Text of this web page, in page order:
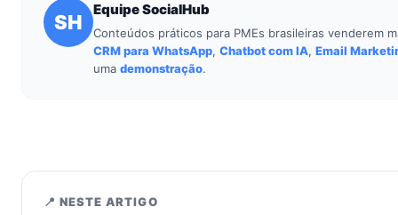
SH
Equipe SocialHub
Conteúdos práticos para PMEs brasileiras venderem
CRM para WhatsApp, Chatbot com IA, Email
uma demonstração.
📍 NESTE ARTIGO